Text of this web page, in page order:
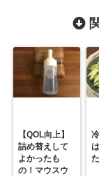
【QOL向上】
詰め替えして
よかったも
の！マウスウ
た